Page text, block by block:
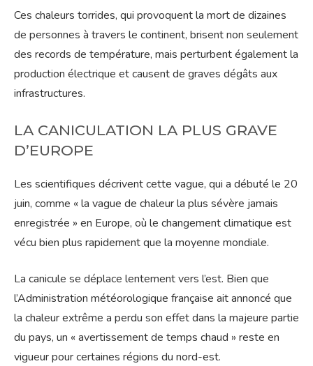
Ces chaleurs torrides, qui provoquent la mort de dizaines
de personnes à travers le continent, brisent non seulement
des records de température, mais perturbent également la
production électrique et causent de graves dégâts aux
infrastructures.
LA CANICULATION LA PLUS GRAVE
D’EUROPE
Les scientifiques décrivent cette vague, qui a débuté le 20
juin, comme « la vague de chaleur la plus sévère jamais
enregistrée » en Europe, où le changement climatique est
vécu bien plus rapidement que la moyenne mondiale.
La canicule se déplace lentement vers l’est. Bien que
l’Administration météorologique française ait annoncé que
la chaleur extrême a perdu son effet dans la majeure partie
du pays, un « avertissement de temps chaud » reste en
vigueur pour certaines régions du nord-est.